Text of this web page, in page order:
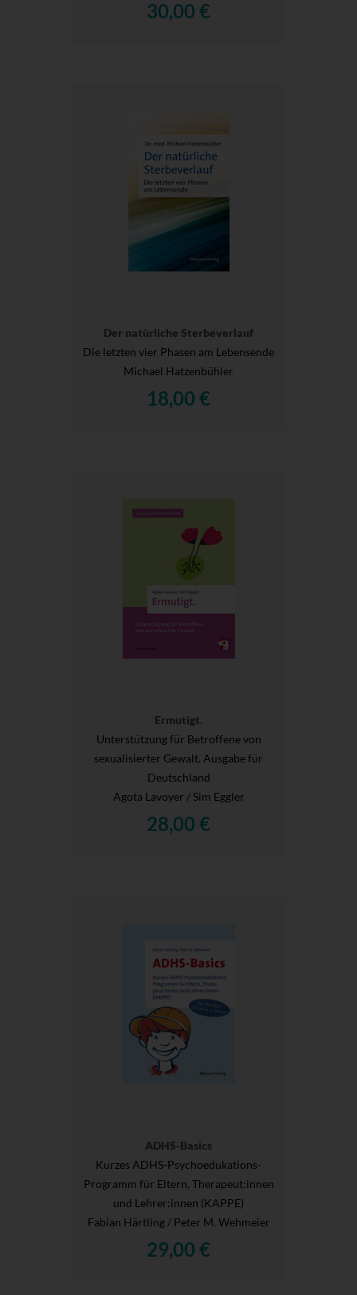
30,00 €
Der natürliche Sterbeverlauf
Die letzten vier Phasen am Lebensende
Michael Hatzenbühler
18,00 €
Ermutigt.
Unterstützung für Betroffene von
sexualisierter Gewalt. Ausgabe für
Deutschland
Agota Lavoyer / Sim Eggler
28,00 €
ADHS-Basics
Kurzes ADHS-Psychoedukations-
Programm für Eltern, Therapeut:innen
und Lehrer:innen (KAPPE)
Fabian Härtling / Peter M. Wehmeier
29,00 €